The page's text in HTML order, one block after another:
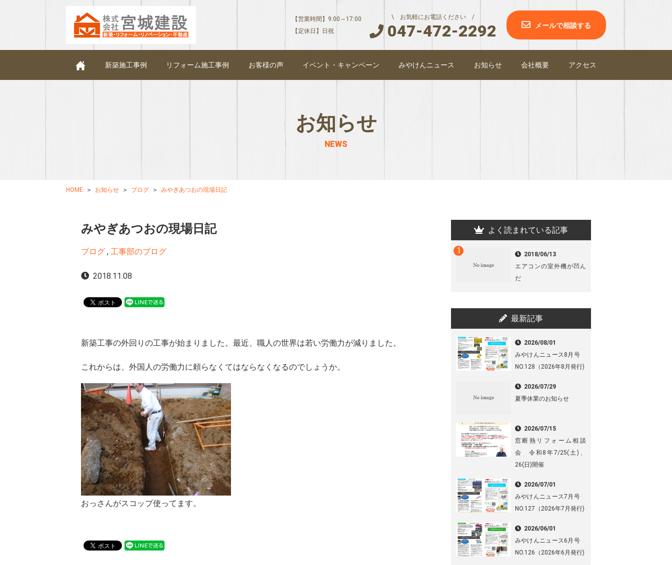
【営業時間】9:00～17:00
【定休日】日祝
\ お気軽にお電話ください /
047-472-2292 メールで相談する
新築施工事例 リフォーム施工事例 お客様の声 イベント・キャンペーン みやけんニュース お知らせ 会社概要 アクセス
お知らせ
NEWS
HOME お知らせ ブログ みやぎあつおの現場日記
みやぎあつおの現場日記
ブログ , 工事部のブログ
2018.11.08
新築工事の外回りの工事が始まりました。最近、職人の世界は若い労働力が減りました。
これからは、外国人の労働力に頼らなくてはならなくなるのでしょうか。
おっさんがスコップ使ってます。
よく読まれている記事
2018/06/13
エアコンの室外機が凹ん
だ
最新記事
2026/08/01
みやけんニュース8月号
NO.128（2026年8月発行)
2026/07/29
夏季休業のお知らせ
2026/07/15
窓断熱リフォーム相談
会 令和8年7/25(土)、
26(日)開催
2026/07/01
みやけんニュース7月号
NO.127（2026年7月発行)
2026/06/01
みやけんニュース6月号
NO.126（2026年6月発行)